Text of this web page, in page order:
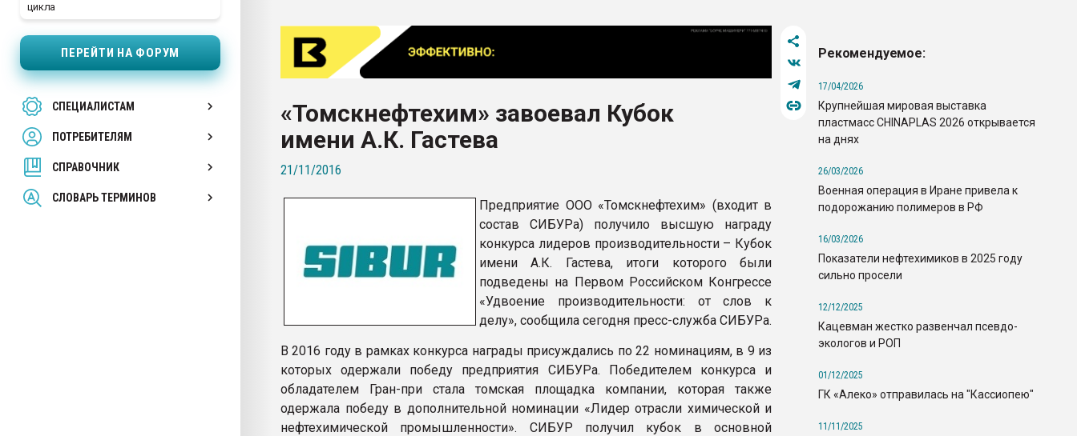
цикла
ПЕРЕЙТИ НА ФОРУМ
СПЕЦИАЛИСТАМ
ПОТРЕБИТЕЛЯМ
СПРАВОЧНИК
СЛОВАРЬ ТЕРМИНОВ
Всё, что касается выдува ПЭТ
Материал поверхности пуансона для
Продам отходы Композиция
поликарбоната и АБС-пластика
Armaloy PC/ABS-1IM черный цвет
«Томскнефтехим» завоевал Кубок
имени А.К. Гастева
21/11/2016
Предприятие ООО «Томскнефтехим» (входит в
состав СИБУРа) получило высшую награду
конкурса лидеров производительности – Кубок
имени А.К. Гастева, итоги которого были
подведены на Первом Российском Конгрессе
«Удвоение производительности: от слов к
делу», сообщила сегодня пресс-служба СИБУРа.
В 2016 году в рамках конкурса награды присуждались по 22 номинациям, в 9 из
которых одержали победу предприятия СИБУРа. Победителем конкурса и
обладателем Гран-при стала томская площадка компании, которая также
одержала победу в дополнительной номинации «Лидер отрасли химической и
нефтехимической промышленности». СИБУР получил кубок в основной
Рекомендуемое:
17/04/2026
Крупнейшая мировая выставка
пластмасс CHINAPLAS 2026 открывается
на днях
26/03/2026
Военная операция в Иране привела к
подорожанию полимеров в РФ
16/03/2026
Показатели нефтехимиков в 2025 году
сильно просели
12/12/2025
Кацевман жестко развенчал псевдо-
экологов и РОП
01/12/2025
ГК «Алеко» отправилась на "Кассиопею"
11/11/2025